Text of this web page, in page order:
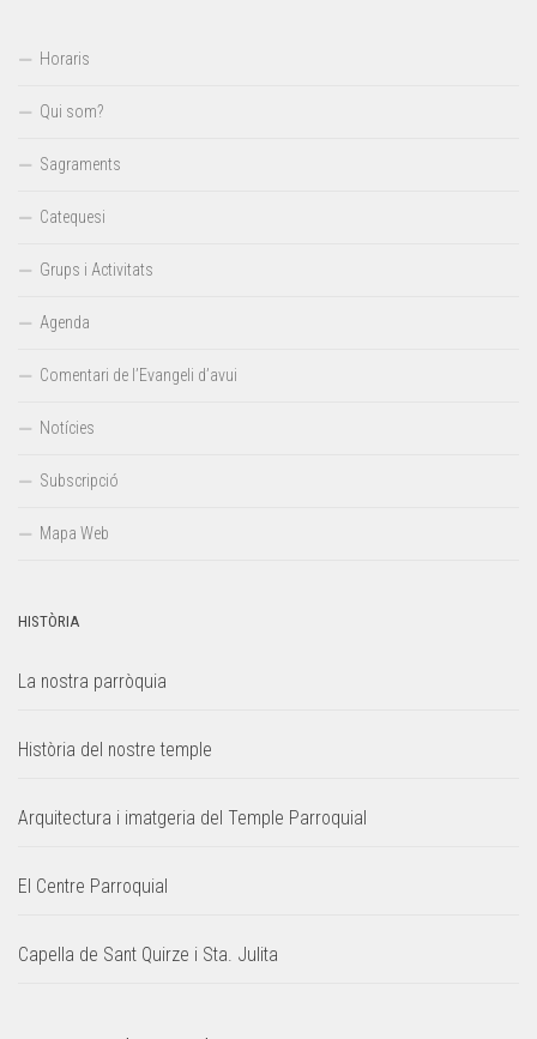
Horaris
Qui som?
Sagraments
Catequesi
Grups i Activitats
Agenda
Comentari de l’Evangeli d’avui
Notícies
Subscripció
Mapa Web
HISTÒRIA
La nostra parròquia
Història del nostre temple
Arquitectura i imatgeria del Temple Parroquial
El Centre Parroquial
Capella de Sant Quirze i Sta. Julita